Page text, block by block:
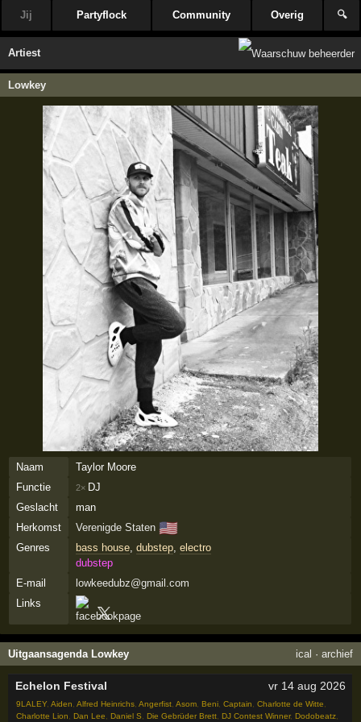
Jij Partyflock Community Overig 🔍
Artiest
Lowkey
Naam
Taylor Moore
Functie
2× DJ
Geslacht
man
Herkomst
Verenigde Staten 🇺🇸
Genres bass house, dubstep, electro
dubstep
E-mail
lowkeedubz@gmail.com
Links
Uitgaansagenda Lowkey ical · archief
Echelon Festival vr 14 aug 2026
9LALEY,Aiden,Alfred Heinrichs,Angerfist,Asom, Beni,Captain,Charlotte de Witte,
Charlotte Lion, Dan Lee, Daniel S, Die Gebrüder Brett, DJ Contest Winner, Dodobeatz,